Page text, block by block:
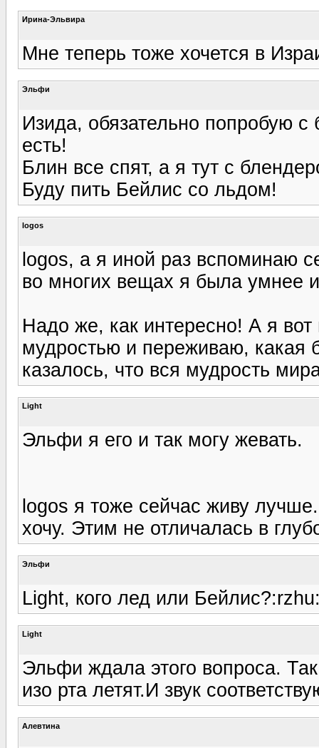
Ирина-Эльвира
Мне теперь тоже хочется в
Эльфи
Изида, обязательно попробую с
есть!
Блин все спят, а я тут с
Буду пить Бейлис со льдом!
logos
logos, а я иной раз вспоминаю
во многих вещах я была умнее
Надо же, как интересно! А я
мудростью и переживаю, какая
казалось, что вся мудрость
Light
Эльфи я его и так могу жевать.
logos я тоже сейчас живу
хочу. Этим не отличалась в
Эльфи
Light, кого лед или
Light
Эльфи ждала этого вопроса.
изо рта летят.И звук
Алевтина